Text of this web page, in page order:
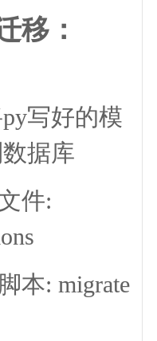
移：
写好的模
据库
件:
本: migrate